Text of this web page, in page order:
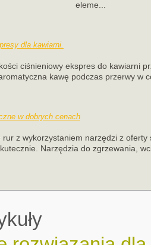
eleme...
dla kawiarni.
ciśnieniowy ekspres do kawiarni
kawę podczas przerwy w
w dobrych cenach
rur z wykorzystaniem narzędzi z
Narzędzia do zgrzewania,